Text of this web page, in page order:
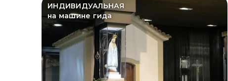
ИНДИВИДУАЛЬНАЯ
на машине гида